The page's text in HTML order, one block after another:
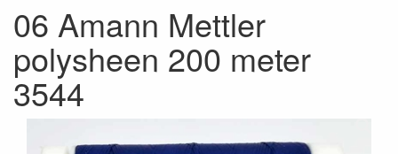
06 Amann Mettler
polysheen 200 meter
3544